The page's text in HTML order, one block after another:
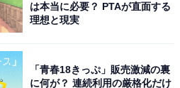
は本当に必要？ PTAが直面する
理想と現実
「青春18きっぷ」販売激減の裏
に何が？ 連続利用の厳格化だけ